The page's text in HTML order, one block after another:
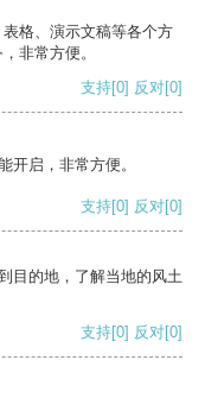
格、演示文稿等各个方
非常方便。
支持[0] 反对[0]
开启，非常方便。
支持[0] 反对[0]
目的地，了解当地的风土
支持[0] 反对[0]